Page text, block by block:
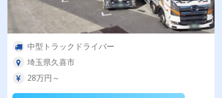
中型トラックドライバー
埼玉県久喜市
28万円～